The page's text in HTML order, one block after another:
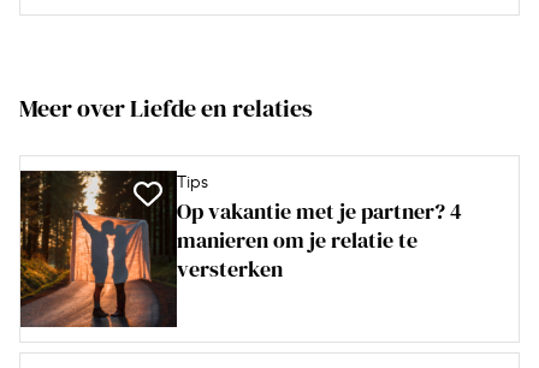
Meer over Liefde en relaties
Tips
Op vakantie met je partner? 4
manieren om je relatie te
versterken